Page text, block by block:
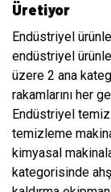
Üretiyor
Endüstriyel
endüstriyel
üzere 2 ana
rakamlarını her
Endüstriyel
temizleme
kimyasal
kategorisinde